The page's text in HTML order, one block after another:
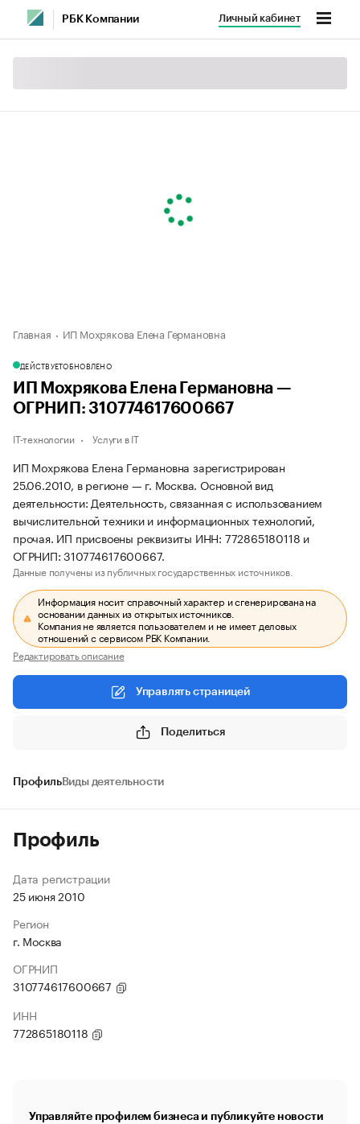
РБК Компании Личный кабинет
Главная ИП Мохрякова Елена Германовна
ДЕЙСТВУЕТОБНОВЛЕНО
ИП Мохрякова Елена Германовна —
ОГРНИП: 310774617600667
IT-технологии Услуги в IT
ИП Мохрякова Елена Германовна зарегистрирован
25.06.2010, в регионе — г. Москва. Основной вид
деятельности: Деятельность, связанная с использованием
вычислительной техники и информационных технологий,
прочая. ИП присвоены реквизиты ИНН: 772865180118 и
ОГРНИП: 310774617600667.
Данные получены из публичных государственных источников.
Информация носит справочный характер и сгенерирована на
основании данных из открытых источников.
Компания не является пользователем и не имеет деловых
отношений с сервисом РБК Компании.
Редактировать описание
Управлять страницей
Поделиться
ПрофильВиды деятельности
Профиль
Дата регистрации
25 июня 2010
Регион
г. Москва
ОГРНИП
310774617600667
ИНН
772865180118
Управляйте профилем бизнеса и публикуйте новости